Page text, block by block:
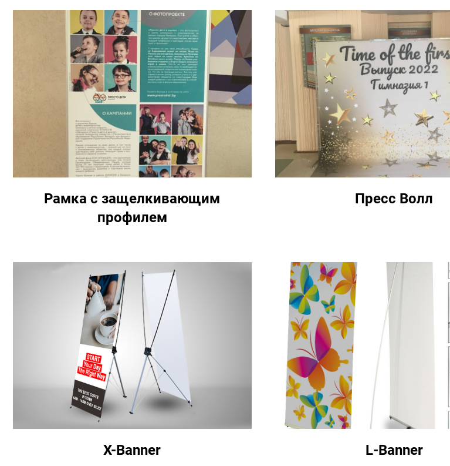
Рамка с защелкивающим
профилем
Пресс Волл
X-Banner L-Banner